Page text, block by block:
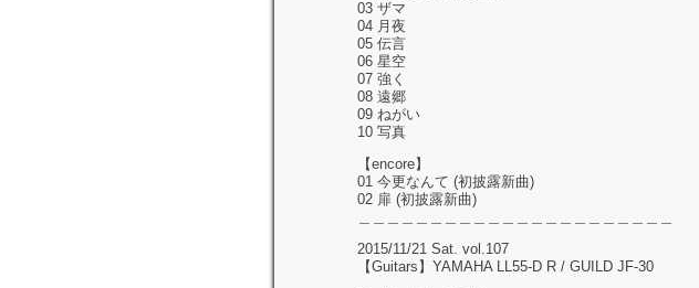
03 ザマ
04 月夜
05 伝言
06 星空
07 強く
08 遠郷
09 ねがい
10 写真
【encore】
01 今更なんて (初披露新曲)
02 扉 (初披露新曲)
2015/11/21 Sat. vol.107
【Guitars】YAMAHA LL55-D R / GUILD JF-30